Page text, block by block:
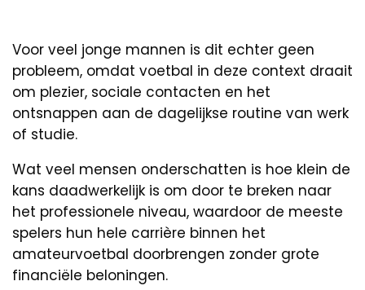
Voor veel jonge mannen is dit echter geen
probleem, omdat voetbal in deze context draait
om plezier, sociale contacten en het
ontsnappen aan de dagelijkse routine van werk
of studie.
Wat veel mensen onderschatten is hoe klein de
kans daadwerkelijk is om door te breken naar
het professionele niveau, waardoor de meeste
spelers hun hele carrière binnen het
amateurvoetbal doorbrengen zonder grote
financiële beloningen.